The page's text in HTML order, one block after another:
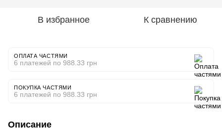
В избранное К сравнению
ОПЛАТА ЧАСТЯМИ
6 платежей по 988.33 грн
ПОКУПКА ЧАСТЯМИ
6 платежей по 988.33 грн
Описание